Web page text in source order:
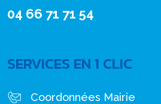
04 66 71 71 54
SERVICES EN 1 CLIC
Coordonnées Mairie